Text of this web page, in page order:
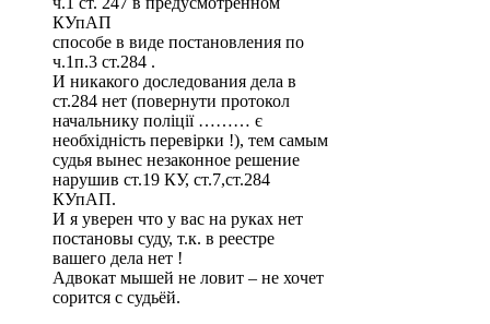
КУпАП
способе в виде постановления по
ч.1п.3 ст.284 .
И никакого доследования дела в
ст.284 нет (повернути протокол
начальнику поліції ……… є
необхідність перевірки !), тем самым
судья вынес незаконное решение
нарушив ст.19 КУ, ст.7,ст.284
КУпАП.
И я уверен что у вас на руках нет
постановы суду, т.к. в реестре
вашего дела нет !
Адвокат мышей не ловит – не хочет
сорится с судьёй.